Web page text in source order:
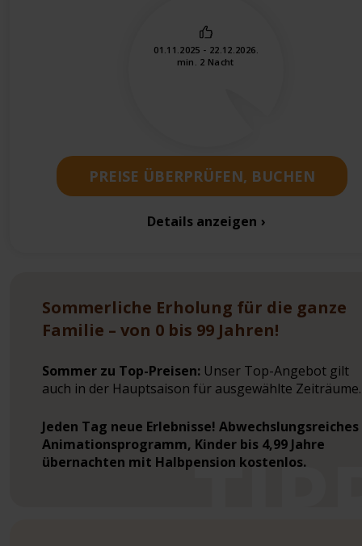
01.11.2025 - 22.12.2026.
min. 2 Nacht
PREISE ÜBERPRÜFEN, BUCHEN
Details anzeigen
Sommerliche Erholung für die ganze
Familie – von 0 bis 99 Jahren!
Sommer zu Top-Preisen: Unser Top-Angebot gilt
auch in der Hauptsaison für ausgewählte Zeiträume.
Jeden Tag neue Erlebnisse! Abwechslungsreiches
Animationsprogramm, Kinder bis 4,99 Jahre
übernachten mit Halbpension kostenlos.